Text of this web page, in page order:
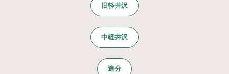
旧軽井沢
中軽井沢
追分